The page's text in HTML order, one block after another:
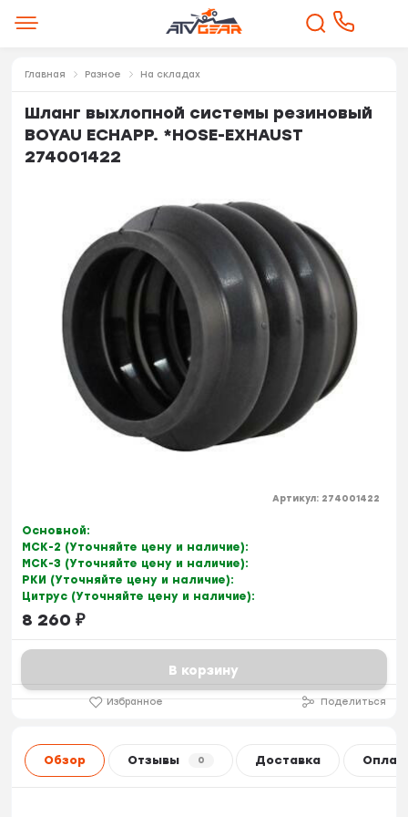
Главная Разное На складах
Шланг выхлопной системы резиновый
BOYAU ECHAPP. *HOSE-EXHAUST
274001422
Артикул: 274001422
Основной:
МСК-2 (Уточняйте цену и наличие):
МСК-3 (Уточняйте цену и наличие):
РКИ (Уточняйте цену и наличие):
Цитрус (Уточняйте цену и наличие):
8 260 ₽
В корзину
Избранное Поделиться
Обзор Отзывы 0 Доставка